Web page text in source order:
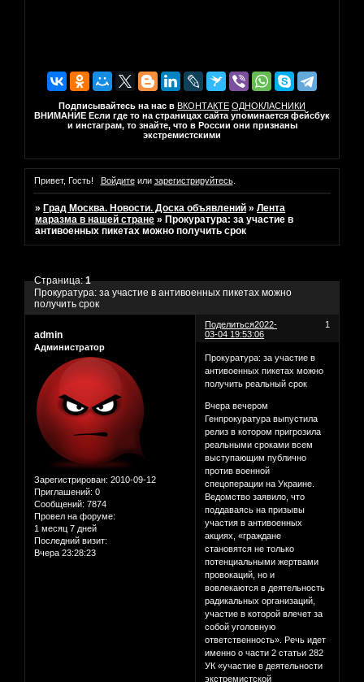
Подписывайтесь на нас в ВКОНТАКТЕ ОДНОКЛАСНИКИ
ВНИМАНИЕ Если где то на страницах сайта упоминается фейсбук
и инстаграм, то знайте, что в России они признаны
экстремистскими
Привет, Гость! Войдитеили зарегистрируйтесь.
» Град Москва. Новости. Доска объявлений »Лента
маразма в нашей стране » Прокуратура: за участие в
антивоенных пикетах можно получить срок
Прокуратура: за участие в антивоенных пикетах можно
получить срок
Страница:1
Поделиться 1
2022-
03-04 19:53:06
admin
Администратор
Зарегистрирован: 2010-09-12
Приглашений: 0
Сообщений: 7874
Провел на форуме:
1 месяц 7 дней
Последний визит:
Вчера 23:28:23
Прокуратура: за участие в
антивоенных пикетах можно
получить реальный срок
Вчера вечером
Генпрокуратура выпустила
релиз в котором пригрозила
реальными сроками всем
выступающим публично
против военной
спецоперации на Украине.
Ведомство заявило, что
поддаваясь на призывы
участия в антивоенных
акциях, «граждане
становятся не только
потенциальными жертвами
провокаций, но и
вовлекаются в деятельность
радикальных организаций,
участие в которой влечет за
собой уголовную
ответственность». Речь идет
именно о части 2 статьи 282
УК «участие в деятельности
экстремистской